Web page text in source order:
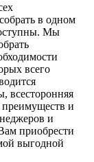
в одном
Мы
всего
всесторонняя
преимуществ и
и
приобрести
выгодной